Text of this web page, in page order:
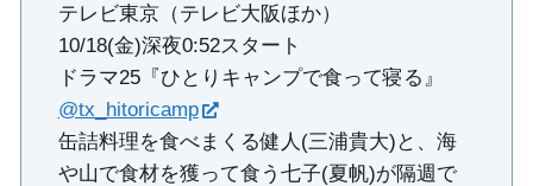
テレビ東京（テレビ大阪ほか）
10/18(金)深夜0:52スタート
ドラマ25『ひとりキャンプで食って寝る』
@tx_hitoricamp
缶詰料理を食べまくる健人(三浦貴大)と、海
や山で食材を獲って食う七子(夏帆)が隔週で